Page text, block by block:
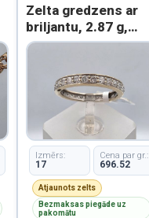
Zelta gredzens ar
briljantu, 2.87 g,
izm. 17
Izmērs:
17
Cena par gr.:
696.52
Atjaunots zelts
Bezmaksas piegāde uz
pakomātu